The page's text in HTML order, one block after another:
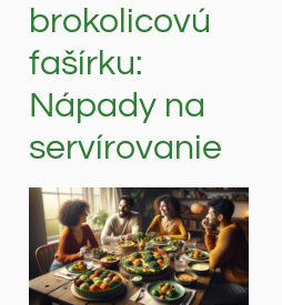
brokolicovú
fašírku:
Nápady na
servírovanie